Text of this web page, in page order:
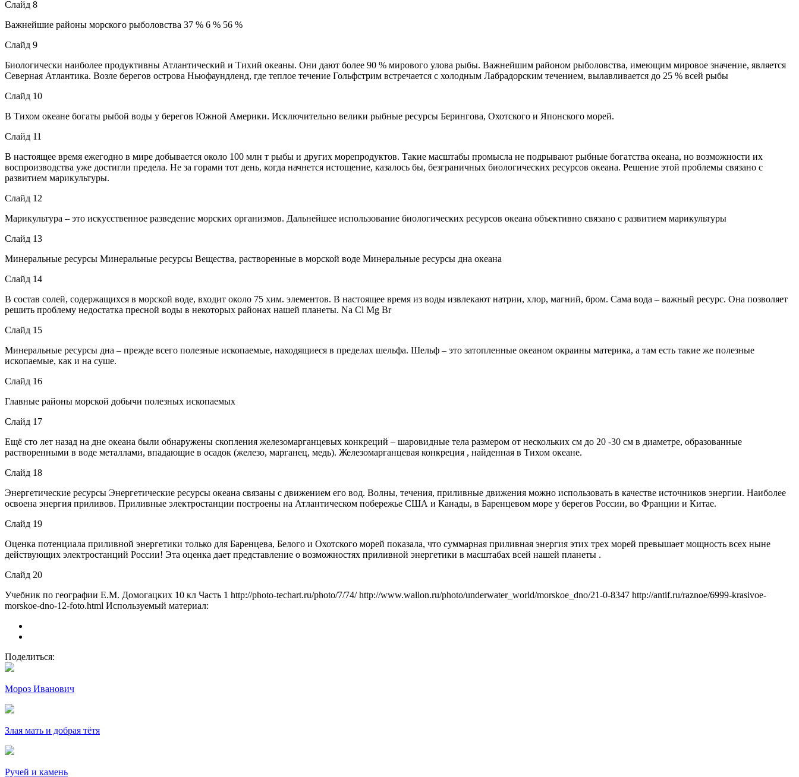
Слайд 8
Важнейшие районы морского рыболовства 37 % 6 % 56 %
Слайд 9
Биологически наиболее продуктивны Атлантический и Тихий океаны. Они дают более 90 % мирового улова рыбы. Важнейшим районом рыболовства, имеющим мировое значение, является
Северная Атлантика. Возле берегов острова Ньюфаундленд, где теплое течение Гольфстрим встречается с холодным Лабрадорским течением, вылавливается до 25 % всей рыбы
Слайд 10
В Тихом океане богаты рыбой воды у берегов Южной Америки. Исключительно велики рыбные ресурсы Берингова, Охотского и Японского морей.
Слайд 11
В настоящее время ежегодно в мире добывается около 100 млн т рыбы и других морепродуктов. Такие масштабы промысла не подрывают рыбные богатства океана, но возможности их
воспроизводства уже достигли предела. Не за горами тот день, когда начнется истощение, казалось бы, безграничных биологических ресурсов океана. Решение этой проблемы связано с
развитием марикультуры.
Слайд 12
Марикультура – это искусственное разведение морских организмов. Дальнейшее использование биологических ресурсов океана объективно связано с развитием марикультуры
Слайд 13
Минеральные ресурсы Минеральные ресурсы Вещества, растворенные в морской воде Минеральные ресурсы дна океана
Слайд 14
В состав солей, содержащихся в морской воде, входит около 75 хим. элементов. В настоящее время из воды извлекают натрии, хлор, магний, бром. Сама вода – важный ресурс. Она позволяет
решить проблему недостатка пресной воды в некоторых районах нашей планеты. Na Cl Mg Br
Слайд 15
Минеральные ресурсы дна – прежде всего полезные ископаемые, находящиеся в пределах шельфа. Шельф – это затопленные океаном окраины материка, а там есть такие же полезные
ископаемые, как и на суше.
Слайд 16
Главные районы морской добычи полезных ископаемых
Слайд 17
Ещё сто лет назад на дне океана были обнаружены скопления железомарганцевых конкреций – шаровидные тела размером от нескольких см до 20 -30 см в диаметре, образованные
растворенными в воде металлами, впадающие в осадок (железо, марганец, медь). Железомарганцевая конкреция , найденная в Тихом океане.
Слайд 18
Энергетические ресурсы Энергетические ресурсы океана связаны с движением его вод. Волны, течения, приливные движения можно использовать в качестве источников энергии. Наиболее
освоена энергия приливов. Приливные электростанции построены на Атлантическом побережье США и Канады, в Баренцевом море у берегов России, во Франции и Китае.
Слайд 19
Оценка потенциала приливной энергетики только для Баренцева, Белого и Охотского морей показала, что суммарная приливная энергия этих трех морей превышает мощность всех ныне
действующих электростанций России! Эта оценка дает представление о возможностях приливной энергетики в масштабах всей нашей планеты .
Слайд 20
Учебник по географии Е.М. Домогацких 10 кл Часть 1 http://photo-techart.ru/photo/7/74/ http://www.wallon.ru/photo/underwater_world/morskoe_dno/21-0-8347 http://antif.ru/raznoe/6999-krasivoe-
morskoe-dno-12-foto.html Используемый материал:
Поделиться:
Мороз Иванович
Злая мать и добрая тётя
Ручей и камень